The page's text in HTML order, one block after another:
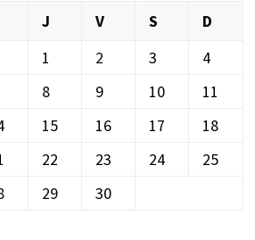
J V S
D
1
2 3
4
8 9 10
11
15 16 17
18
22 23 24
25
29 30